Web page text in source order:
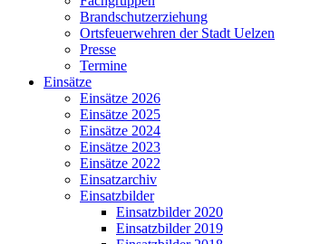
Brandschutzerziehung
Ortsfeuerwehren der Stadt Uelzen
Presse
Termine
Einsätze
Einsätze 2026
Einsätze 2025
Einsätze 2024
Einsätze 2023
Einsätze 2022
Einsatzarchiv
Einsatzbilder
Einsatzbilder 2020
Einsatzbilder 2019